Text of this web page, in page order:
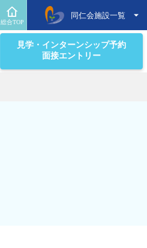
総合TOP
見学・インターンシップ予約
面接エントリー
同仁会施設一覧